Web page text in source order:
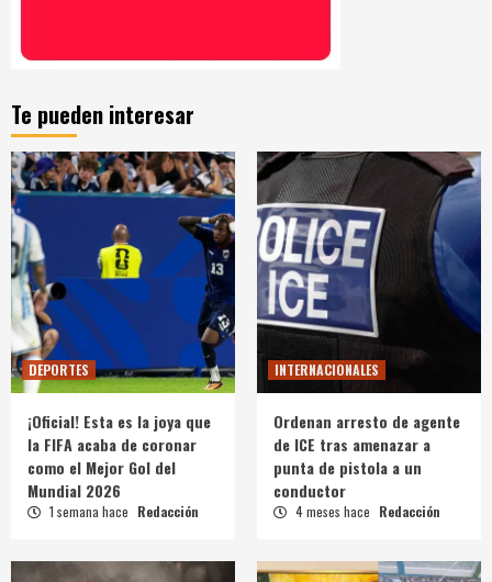
Te pueden interesar
DEPORTES
¡Oficial! Esta es la joya que
la FIFA acaba de coronar
como el Mejor Gol del
Mundial 2026
1 semana hace Redacción
INTERNACIONALES
Ordenan arresto de agente
de ICE tras amenazar a
punta de pistola a un
conductor
4 meses hace Redacción